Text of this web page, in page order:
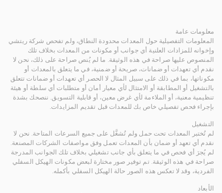
معلومات عامة
المعلومات التفصيلية حول المعدات محدودة النطاق، ولم تفحص شركة ريتشي
وإخوانه للمزادات العلنية أي جوانب أو مكونات من المعدات بخلاف تلك
المنصوص عليها صراحة في هذه الوثيقة. ما لم يُنص صراحة على ذلك، نحن لا
نقدم أي تعهدات أو ضمانات، صريحة أو ضمنية، في ما يتعلق بالمعدات أو
مكوناتها، بما في ذلك على سبيل المثال لا الحصر أي تعهدات أو ضمانات تتعلق
بالتشغيل أو المطابقة أو الامتثال لأي معيار أمان أو متطلبات أي سلطة أو هيئة
تنظيمية معنية، أو الملاءمة لأي غرض معين، أو قابلية التسويق. ننصحك بشدة
بإجراء فحص تفصيلي خاص بك للمعدات قبل تقديم المزايدات.
التشغيل
لم تُختبر المعدات تحت حمل ولم تُشغَّل على جميع السرعات المتاحة. نحن لا
نقدم أي تعهد أو ضمان بأن المعدات تعمل وفق مواصفات الشركات المصنعة.
لم يُجرَ أي فحص في ما يتعلق بأي جانب تشغيلي بخلاف تلك الجوانب المدرجة
صراحة في هذه الوثيقة. تم توفير صور مختارة لبعض مكونات الهيكل السفلي
الفردية، وقد لا تعكس هذه الصور حالة الهيكل السفلي بأكمله.
الأبعاد